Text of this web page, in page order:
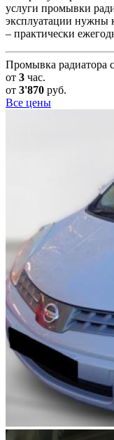
услуги промывки
эксплуатации нужны
– практически
Промывка радиатора
от 3 час.
от 3'870 руб.
Все цены